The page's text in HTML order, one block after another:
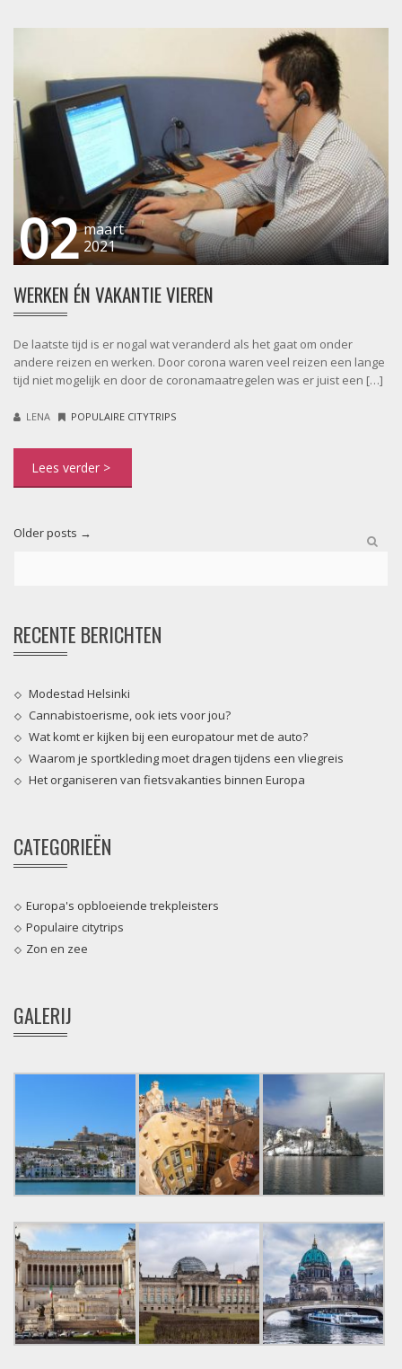
02 maart
2021
WERKEN ÉN VAKANTIE VIEREN
De laatste tijd is er nogal wat veranderd als het gaat om onder
andere reizen en werken. Door corona waren veel reizen een lange
tijd niet mogelijk en door de coronamaatregelen was er juist een […]
LENA POPULAIRE CITYTRIPS
Older posts →
RECENTE BERICHTEN
Modestad Helsinki
Cannabistoerisme, ook iets voor jou?
Wat komt er kijken bij een europatour met de auto?
Waarom je sportkleding moet dragen tijdens een vliegreis
Het organiseren van fietsvakanties binnen Europa
CATEGORIEËN
Europa's opbloeiende trekpleisters
Populaire citytrips
Zon en zee
GALERIJ